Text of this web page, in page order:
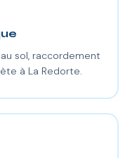
sol, raccordement
à La Redorte.